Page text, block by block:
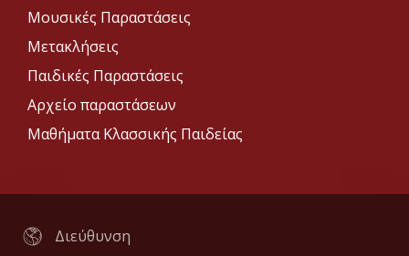
Μουσικές Παραστάσεις
Μετακλήσεις
Παιδικές Παραστάσεις
Αρχείο παραστάσεων
Μαθήματα Κλασσικής Παιδείας
Διεύθυνση